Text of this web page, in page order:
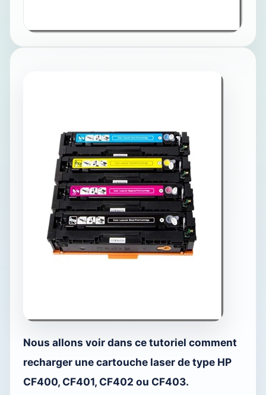
Nous allons voir dans ce tutoriel comment
recharger une cartouche laser de type HP
CF400, CF401, CF402 ou CF403.